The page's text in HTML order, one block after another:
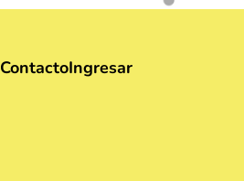
ContactoIngresar